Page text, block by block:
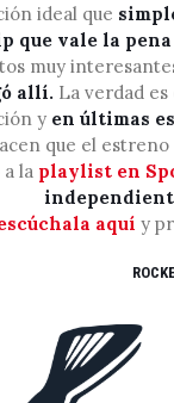
ideal que
que vale la
muy
allí. La verdad es
y en últimas
que el
a la playlist en
aquíy